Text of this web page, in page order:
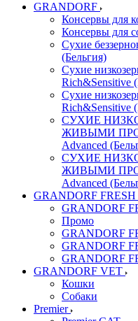
GRANDORF
Консервы для
Консервы для
Сухие
(Бельгия)
Сухие
Rich&Sensitive
Сухие
Rich&Sensitive
СУХИЕ
ЖИВЫМИ
Advanced
СУХИЕ
ЖИВЫМИ
Advanced
GRANDORF FRESH
GRANDORF
Промо
GRANDORF
GRANDORF
GRANDORF
GRANDORF VET
Кошки
Собаки
Premier